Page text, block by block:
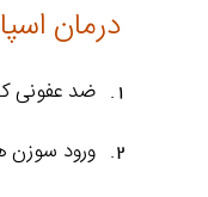
درمان
ضد عفونی
ورود سوزن